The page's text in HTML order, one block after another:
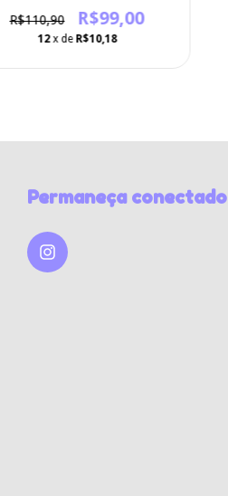
R$110,90 R$99,00
12 x de R$10,18
Permaneça conectado